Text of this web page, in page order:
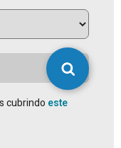
cubrindo este